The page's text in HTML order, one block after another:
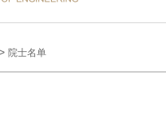
院士名单